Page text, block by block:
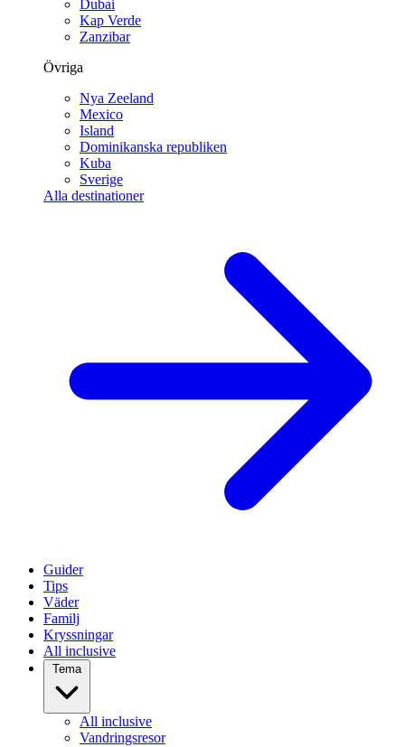
Dubai
Kap Verde
Zanzibar
Övriga
Nya Zeeland
Mexico
Island
Dominikanska republiken
Kuba
Sverige
Alla destinationer
Guider
Tips
Väder
Familj
Kryssningar
All inclusive
Tema
All inclusive
Vandringsresor